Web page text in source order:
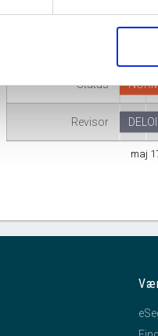
Status
Revisor
maj